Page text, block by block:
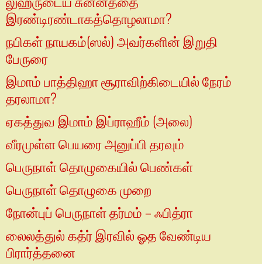
இரண்டிரண்டாகத்தொழலாமா?
நபிகள் நாயகம்(ஸல்) அவர்களின் இறுதி
பேருரை
இமாம் பாத்திஹா சூராவிற்கிடையில் நேரம்
தரலாமா?
ஏகத்துவ இமாம் இப்ராஹீம் (அலை)
வீரமுள்ள பெயரை அனுப்பி தரவும்
பெருநாள் தொழுகையில் பெண்கள்
பெருநாள் தொழுகை முறை
நோன்புப் பெருநாள் தர்மம் – ஃபித்ரா
லைலத்துல் கத்ர் இரவில் ஓத வேண்டிய
பிரார்த்தனை